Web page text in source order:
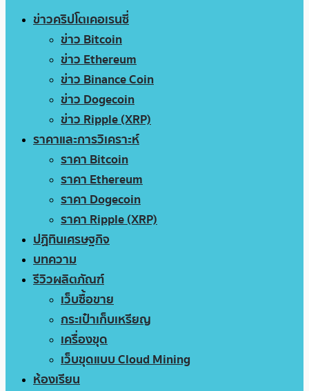
ข่าวคริปโตเคอเรนซี่
ข่าว Bitcoin
ข่าว Ethereum
ข่าว Binance Coin
ข่าว Dogecoin
ข่าว Ripple (XRP)
ราคาและการวิเคราะห์
ราคา Bitcoin
ราคา Ethereum
ราคา Dogecoin
ราคา Ripple (XRP)
ปฏิทินเศรษฐกิจ
บทความ
รีวิวผลิตภัณฑ์
เว็บซื้อขาย
กระเป๋าเก็บเหรียญ
เครื่องขุด
เว็บขุดแบบ Cloud Mining
ห้องเรียน